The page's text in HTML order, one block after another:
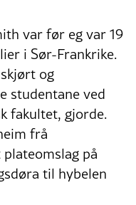
var før eg var 19
i Sør-Frankrike.
og
studentane ved
fakultet, gjorde.
frå
på
til hybelen